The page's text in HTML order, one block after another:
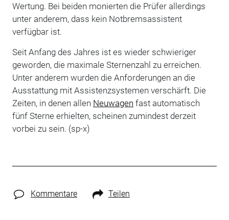
Wertung. Bei beiden monierten die Prüfer allerdings
unter anderem, dass kein Notbremsassistent
verfügbar ist.
Seit Anfang des Jahres ist es wieder schwieriger
geworden, die maximale Sternenzahl zu erreichen.
Unter anderem wurden die Anforderungen an die
Ausstattung mit Assistenzsystemen verschärft. Die
Zeiten, in denen allen Neuwagen fast automatisch
fünf Sterne erhielten, scheinen zumindest derzeit
vorbei zu sein. (sp-x)
Kommentare Teilen